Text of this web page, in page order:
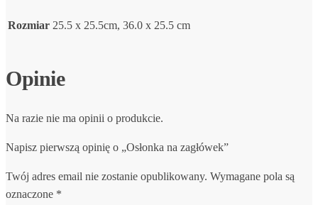
Rozmiar 25.5 x 25.5cm, 36.0 x 25.5 cm
Opinie
Na razie nie ma opinii o produkcie.
Napisz pierwszą opinię o „Osłonka na zagłówek”
Twój adres email nie zostanie opublikowany. Wymagane pola są
oznaczone *